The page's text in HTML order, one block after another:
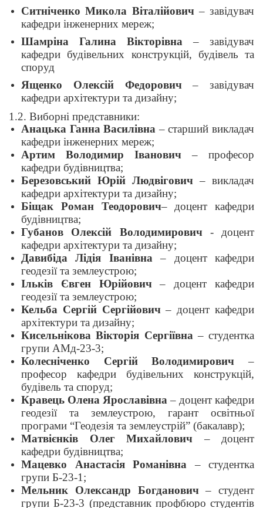
Ситніченко Микола Віталійович– завідувач
кафедри інженерних мереж;
Шамріна Галина Вікторівна – завідувач
кафедри будівельних конструкцій, будівель та
споруд
Ященко Олексій Федорович– завідувач
кафедри архітектури та дизайну;
1.2. Виборні представники:
Анацька Ганна Василівна – старший викладач
кафедри інженерних мереж;
Артим Володимир Іванович – професор
кафедри будівництва;
Березовський Юрій Людвігович – викладач
кафедри архітектури та дизайну;
Біщак Роман Теодорович– доцент кафедри
будівництва;
Губанов Олексій Володимирович - доцент
кафедри архітектури та дизайну;
Давибіда Лідія Іванівна – доцент кафедри
геодезії та землеустрою;
Ільків Євген Юрійович– доцент кафедри
геодезії та землеустрою;
Кельба Сергій Сергійович– доцент кафедри
архітектури та дизайну;
Кисельнікова Вікторія Сергіївна – студентка
групи АМд-23-3;
Колесніченко Сергій Володимирович –
професор кафедри будівельних конструкцій,
будівель та споруд;
Кравець Олена Ярославівна – доцент кафедри
геодезії та землеустрою, гарант освітньої
програми “Геодезія та землеустрій” (бакалавр);
Матвієнків Олег Михайлович– доцент
кафедри будівництва;
Мацевко Анастасія Романівна – студентка
групи Б-23-1;
Мельник Олександр Богданович– студент
групи Б-23-3 (представник профбюро студентів